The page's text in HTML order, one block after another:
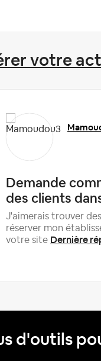
votre
Demande
des clients
J'aimerais trouver
réserver mon
votre site Dernière
d'outils